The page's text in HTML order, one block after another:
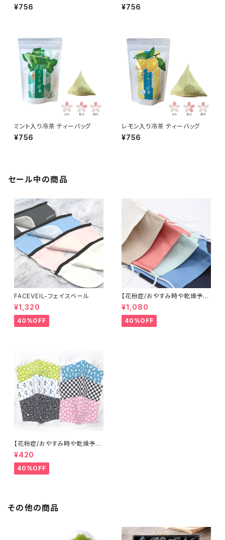
¥756 ¥756
ミント入り冷茶 ティーバッグ
¥756
レモン入り冷茶 ティーバッグ
¥756
セール中の商品
FACEVEIL-フェイスベール
¥1,320
40%OFF
【花粉症/おやすみ時や乾燥予防
に】米沢織シルクマスク
¥1,080
40%OFF
【花粉症/おやすみ時や乾燥予防
に】まめてぬぐいマスク
¥420
40%OFF
その他の商品